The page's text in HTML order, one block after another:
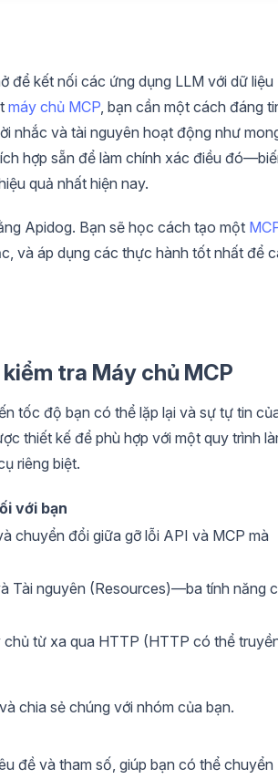
để kết nối các ứng dụng LLM với dữ liệu
máy chủ MCP , bạn cần một cách đáng
nhắc và tài nguyên hoạt động như
hợp sẵn để làm chính xác điều
quả nhất hiện nay.
Apidog. Bạn sẽ học cách tạo một
và áp dụng các thực hành tốt nhất để
tra Máy chủ MCP
tốc độ bạn có thể lặp lại và sự tự tin
thiết kế để phù hợp với một quy trình
riêng biệt.
với bạn
chuyển đổi giữa gỡ lỗi API và MCP mà
Tài nguyên (Resources)—ba tính năng
từ xa qua HTTP (HTTP có thể
chia sẻ chúng với nhóm của bạn.
đề và tham số, giúp bạn có thể chuyển